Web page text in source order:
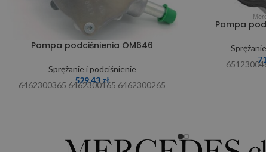
Pompa podciśnienia OM646
Sprężanie i podciśnienie
529,43zł
6462300365 6462300165 6462300265
Pompa